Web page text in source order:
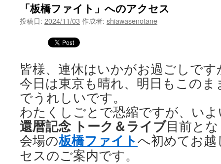
へ
キ
ッ
「板橋ファイト」へのアクセス
投稿日: 2024/11/03 作成者: shiawasenotane
皆様、連休はいかがお過ごしです
今日は東京も晴れ、明日もこの
でうれしいです。
わたくしごとで恐縮ですが、い
還暦記念 トーク＆ライブ目前と
会場の板橋ファイトへ初めてお
セスのご案内です。